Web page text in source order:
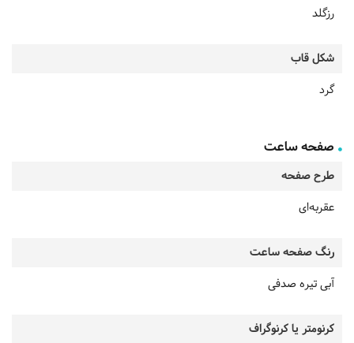
رزگلد
شکل قاب
گرد
صفحه ساعت
طرح صفحه
عقربه‌ای
رنگ صفحه ساعت
آبی تیره صدفی
کرنومتر یا کرنوگراف